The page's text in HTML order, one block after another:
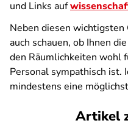
und Links auf
Neben diesen
auch schauen, ob Ihnen
den Räumlichkeiten wohl
Personal sympathisch ist.
mindestens eine
Artikel